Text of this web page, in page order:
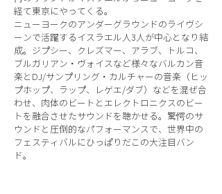
経て東京にやってくる。
ニューヨークのアンダーグラウンドのライヴシ
ーンで活躍するイスラエル人3人が中心となり結
成。ジプシー、クレズマー、アラブ、トルコ、
ブルガリアン・ヴォイスなど様々なバルカン音
楽とDJ/サンプリング・カルチャーの音楽（ヒッ
プホップ、ラップ、レゲエ/ダブ）などを混ぜ合
わせ、肉体のビートとエレクトロニクスのビー
トを融合させたサウンドを聴かせる。驚愕のサ
ウンドと圧倒的なパフォーマンスで、世界中の
フェスティバルにひっぱりだこの大注目バン
ド。